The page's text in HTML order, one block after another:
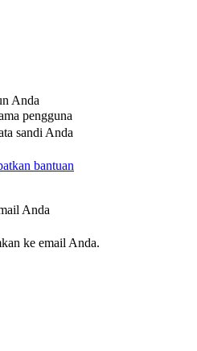
Anda
pengguna
sandi Anda
bantuan
Anda
ke email Anda.